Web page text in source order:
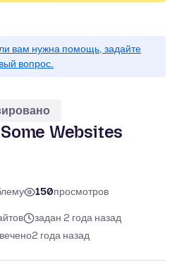
вам нужна помощь, задайте
вопрос.
Websites
150просмотров
задан 2 года назад
2 года назад